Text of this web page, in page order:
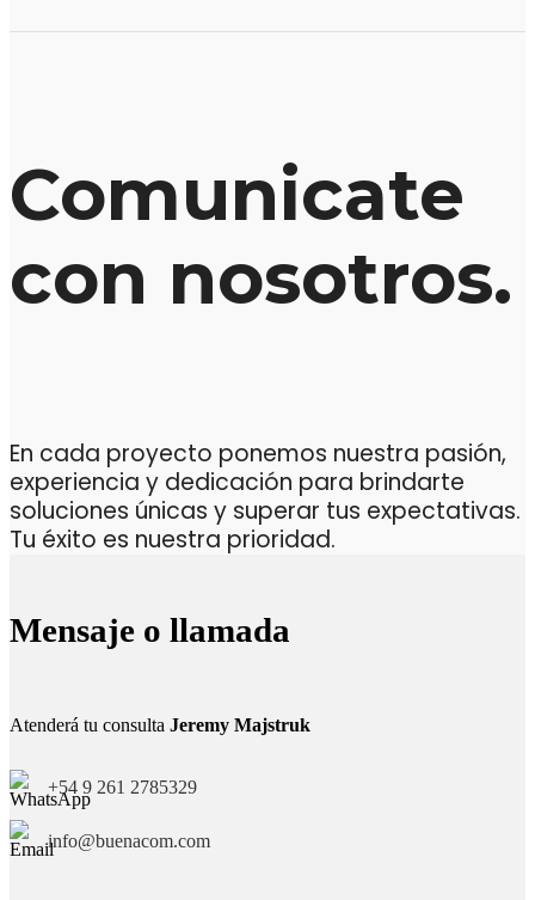
Comunicate
con nosotros.
En cada proyecto ponemos nuestra pasión,
experiencia y dedicación para brindarte
soluciones únicas y superar tus expectativas.
Tu éxito es nuestra prioridad.
Mensaje o llamada
Atenderá tu consulta Jeremy Majstruk
+54 9 261 2785329
info@buenacom.com